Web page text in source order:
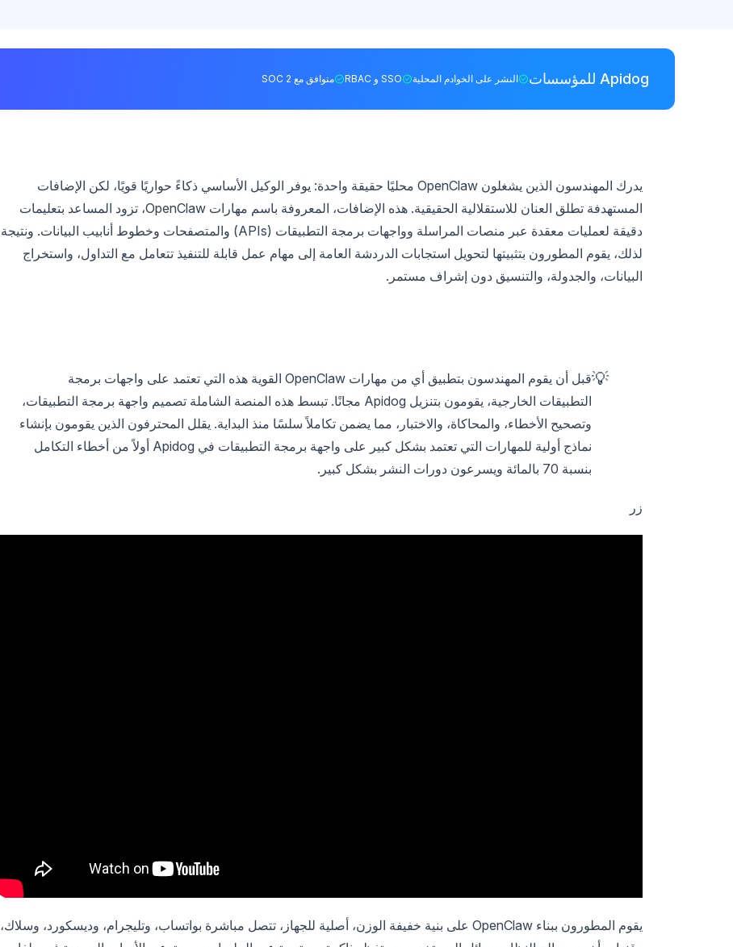
Apidog للمؤسسات النشر على الخوادم المحلية SSO و RBAC متوافق مع SOC 2
يدرك المهندسون الذين يشغلون OpenClaw محليًا حقيقة واحدة: يوفر الوكيل الأساسي ذكاءً حواريًا قويًا، لكن الإضافات
المستهدفة تطلق العنان للاستقلالية الحقيقية. هذه الإضافات، المعروفة باسم مهارات OpenClaw، تزود المساعد بتعليمات
دقيقة لعمليات معقدة عبر منصات المراسلة وواجهات برمجة التطبيقات (APIs) والمتصفحات وخطوط أنابيب البيانات. ونتيجة
لذلك، يقوم المطورون بتثبيتها لتحويل استجابات الدردشة العامة إلى مهام عمل قابلة للتنفيذ تتعامل مع التداول، واستخراج
البيانات، والجدولة، والتنسيق دون إشراف مستمر.
💡
قبل أن يقوم المهندسون بتطبيق أي من مهارات OpenClaw القوية هذه التي تعتمد على واجهات برمجة
التطبيقات الخارجية، يقومون بتنزيل Apidog مجانًا. تبسط هذه المنصة الشاملة تصميم واجهة برمجة التطبيقات،
وتصحيح الأخطاء، والمحاكاة، والاختبار، مما يضمن تكاملاً سلسًا منذ البداية. يقلل المحترفون الذين يقومون بإنشاء
نماذج أولية للمهارات التي تعتمد بشكل كبير على واجهة برمجة التطبيقات في Apidog أولاً من أخطاء التكامل
بنسبة 70 بالمائة ويسرعون دورات النشر بشكل كبير.
زر
يقوم المطورون ببناء OpenClaw على بنية خفيفة الوزن، أصلية للجهاز، تتصل مباشرة بواتساب، وتليجرام، وديسكورد، وسلاك،